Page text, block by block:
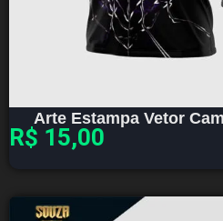
Arte Estampa Vetor
R$ 15,00